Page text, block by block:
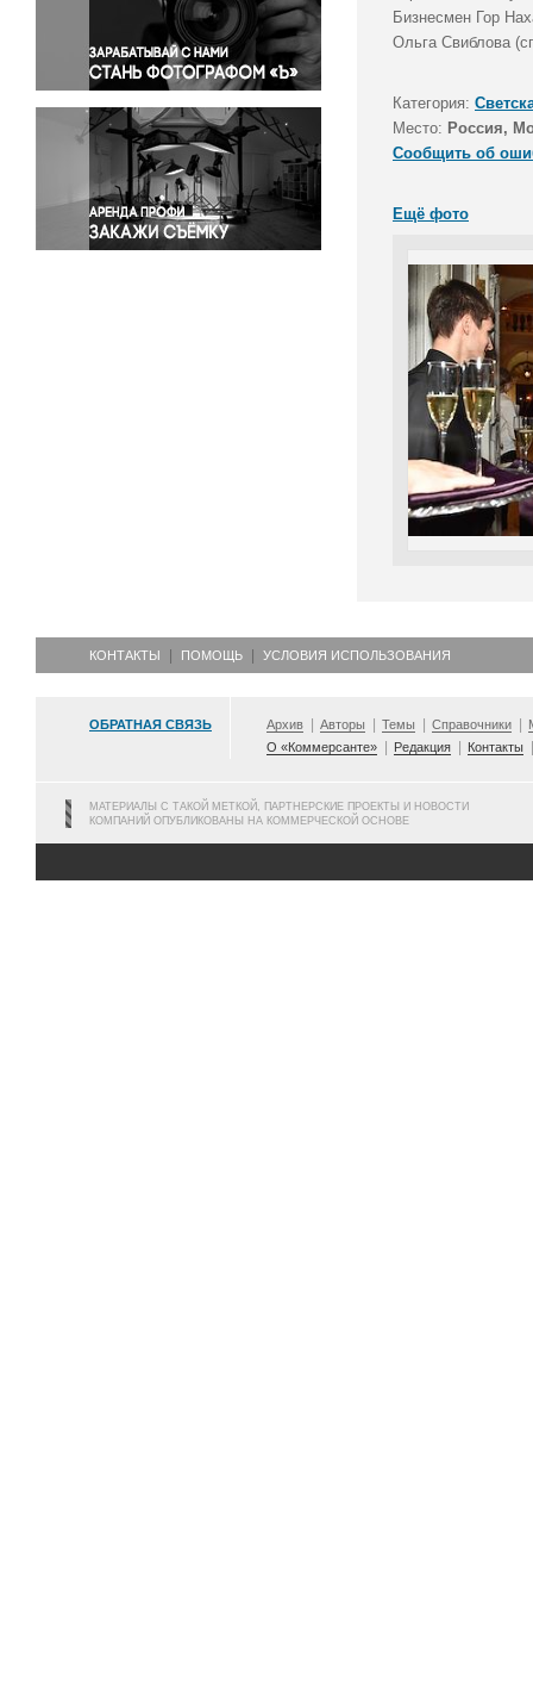
Правосудие
Происшествия и конфликты
Религия
Светская жизнь
Спорт
Экология
Экономика и бизнес
Бизнесмен Гор
Ольга Свиблова
Категория:
Место: Россия,
Сообщить об
Ещё фото
КОНТАКТЫ ПОМОЩЬ УСЛОВИЯ ИСПОЛЬЗОВАНИЯ
ОБРАТНАЯ СВЯЗЬ Архив Авторы Темы Справочники
О «Коммерсанте»
Редакция Контакты
МАТЕРИАЛЫ С ТАКОЙ МЕТКОЙ, ПАРТНЕРСКИЕ ПРОЕКТЫ И НОВОСТИ
КОМПАНИЙ ОПУБЛИКОВАНЫ НА КОММЕРЧЕСКОЙ ОСНОВЕ